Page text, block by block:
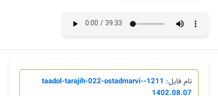
نام فایل:
1211-taadol-tarajih-022-ostadmarvi-
1402.08.07